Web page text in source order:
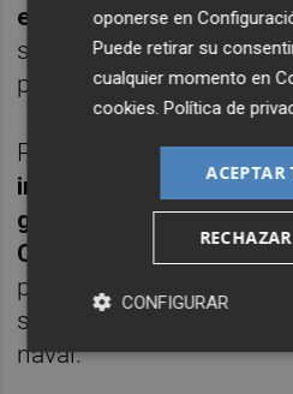
en entornos virtuales,
sectores críticos y
públicas.
Por su parte,Dimtech
inteligencia artificial,
gemelos digitales en
Con
ello facilita la
promueve modelos
sostenibles en sectores
naval.
oponerse en
Puede retirar su
cualquier momento en
cookies.Política de
ACEPTAR
CONFIGURAR